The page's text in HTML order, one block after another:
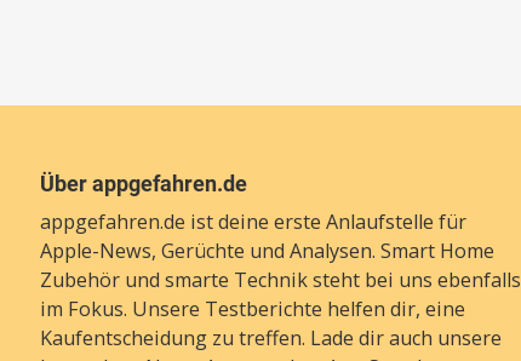
Über appgefahren.de
appgefahren.de ist deine erste Anlaufstelle für
Apple-News, Gerüchte und Analysen. Smart Home
Zubehör und smarte Technik steht bei uns ebenfalls
im Fokus. Unsere Testberichte helfen dir, eine
Kaufentscheidung zu treffen. Lade dir auch unsere